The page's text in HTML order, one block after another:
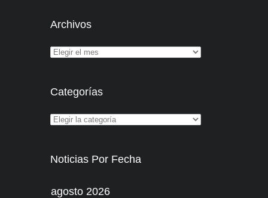
Archivos
Categorías
Noticias Por Fecha
agosto 2026